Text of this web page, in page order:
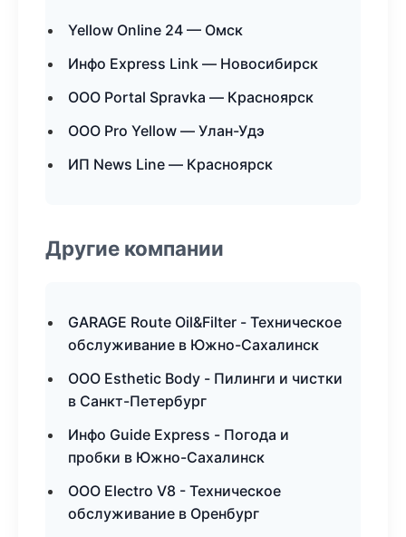
Yellow Online 24 — Омск
Инфо Express Link — Новосибирск
ООО Portal Spravka — Красноярск
ООО Pro Yellow — Улан-Удэ
ИП News Line — Красноярск
Другие компании
GARAGE Route Oil&Filter - Техническое
обслуживание в Южно-Сахалинск
ООО Esthetic Body - Пилинги и чистки
в Санкт-Петербург
Инфо Guide Express - Погода и
пробки в Южно-Сахалинск
ООО Electro V8 - Техническое
обслуживание в Оренбург